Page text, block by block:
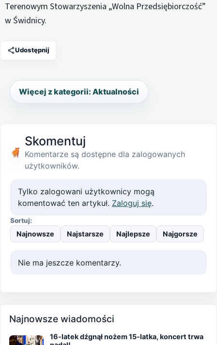
Terenowym Stowarzyszenia „Wolna Przedsiębiorczość”
w Świdnicy.
Udostępnij
Więcej z kategorii: Aktualności
Skomentuj
Komentarze są dostępne dla zalogowanych
użytkowników.
Tylko zalogowani użytkownicy mogą
komentować ten artykuł. Zaloguj się.
Sortuj:
Najnowsze Najstarsze Najlepsze Najgorsze
Nie ma jeszcze komentarzy.
Najnowsze wiadomości
16-latek dźgnął nożem 15-latka, koncert trwa